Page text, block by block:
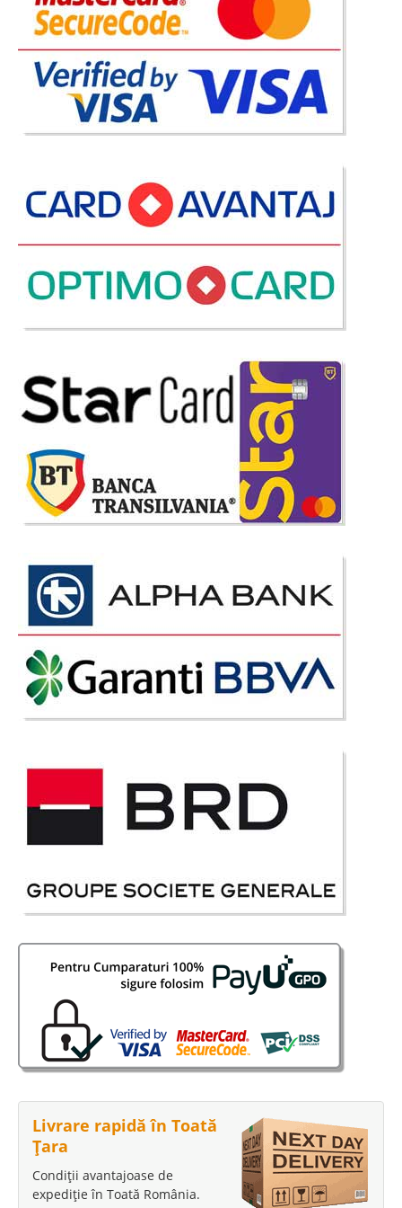
Pat Tapitat Linea
Paturi Tapitate stofa - piele ecologica | Pat dormitor Linea Patul de
depaseste latimea saltelei. Considerand calitatea materialelor folosite si
confortul oferit putem spune ca paturil..
Compara
895 Lei
Pret Redus850 Lei
Livrare rapidă în Toată
Țara
Condiții avantajoase de
expediție în Toată România.